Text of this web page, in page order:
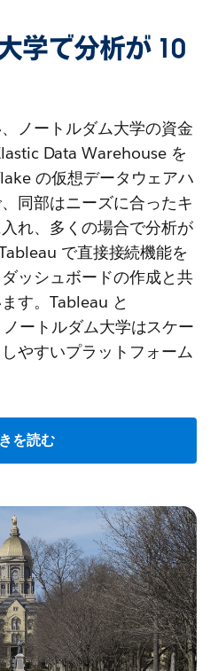
学で分析が 10
ノートルダム大学の資金
Data Warehouse を
の仮想データウェアハ
同部はニーズに合ったキ
れ、多くの場合で分析が
で直接接続機能を
ッシュボードの作成と共
す。Tableau と
ートルダム大学はスケー
やすいプラットフォーム
を読む